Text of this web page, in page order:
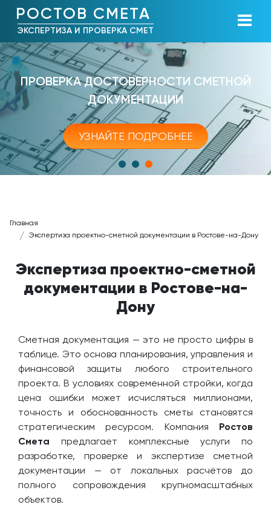
РОСТОВ СМЕТА
ЭКСПЕРТИЗА И ПРОВЕРКА СМЕТ
ПРОВЕРКА ДОСТОВЕРНОСТИ СМЕТНОЙ
ДОКУМЕНТАЦИИ
УЗНАЙТЕ ПОДРОБНЕЕ
Главная
Экспертиза проектно-сметной документации в Ростове-на-Дону
Экспертиза проектно-сметной
документации в Ростове-на-
Дону
Сметная документация — это не просто цифры в
таблице. Это основа планирования, управления и
финансовой защиты любого строительного
проекта. В условиях современной стройки, когда
цена ошибки может исчисляться миллионами,
точность и обоснованность сметы становятся
стратегическим ресурсом. Компания Ростов
Смета предлагает комплексные услуги по
разработке, проверке и экспертизе сметной
документации — от локальных расчётов до
полного сопровождения крупномасштабных
объектов.